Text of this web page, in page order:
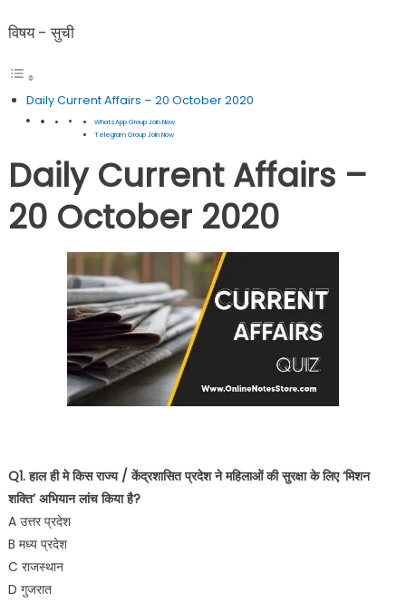
विषय - सुची
Daily Current Affairs – 20 October 2020
WhatsApp Group Join Now
Telegram Group Join Now
Daily Current Affairs –
20 October 2020
Q1. हाल ही मे किस राज्य / केंद्रशासित प्रदेश ने महिलाओं की सुरक्षा के लिए ‘मिशन
शक्ति’ अभियान लांच किया है?
A उत्तर प्रदेश
B मध्य प्रदेश
C राजस्थान
D गुजरात